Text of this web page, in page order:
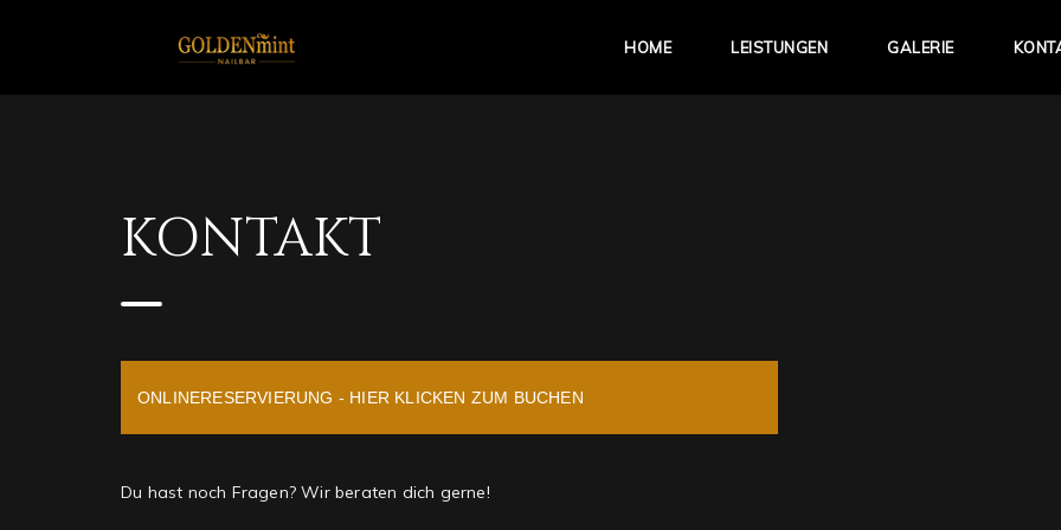
HOME LEISTUNGEN GALERIE
KONTAKT
ONLINERESERVIERUNG - HIER KLICKEN ZUM BUCHEN
Du hast noch Fragen? Wir beraten dich gerne!